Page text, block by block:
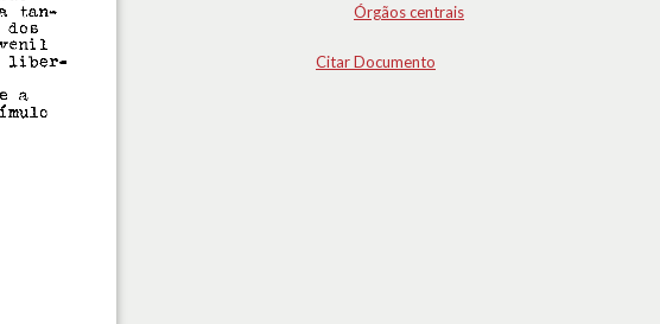
Órgãos centrais
Citar Documento